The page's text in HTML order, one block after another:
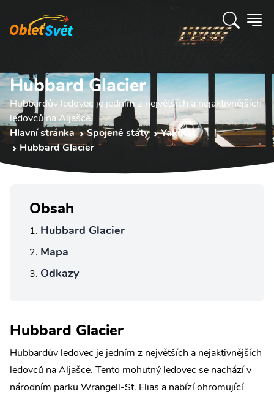
Hubbard Glacier
Hubbardův ledovec je jedním z největších a nejaktivnějších
ledovců na Aljašce.
Hlavní stránka
Spojené státy
Yakutat
Hubbard Glacier
Obsah
Hubbard Glacier
Mapa
Odkazy
Hubbard Glacier
Hubbardův ledovec je jedním z největších a nejaktivnějších
ledovců na Aljašce. Tento mohutný ledovec se nachází v
národním parku Wrangell-St. Elias a nabízí ohromující